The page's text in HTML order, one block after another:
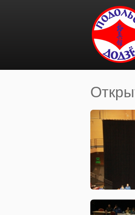
Перейти к основному содержанию
Вы здесь